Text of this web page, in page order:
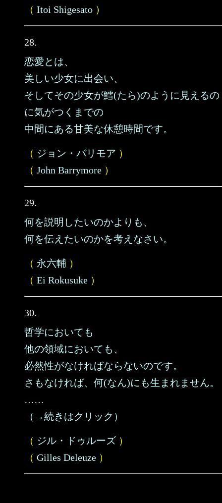
（ Itoi Shigesato ）
28.
恋愛とは、
美しい少女に出会い、
そしてその少女が鱈(たら)のように見えるの
に気がつくまでの
中間にある甘美な休憩時間です。
（ ジョン・バリモア ）
（ John Barrymore ）
29.
何を説明したいのかよりも、
何を伝えたいのかを考えなさい。
（ 永六輔 ）
（ Ei Rokusuke ）
30.
哲学においても
他の領域においても、
必然性がなければならないのです。
さもなければ、何(なん)にも生まれません。
……
（→続きはクリック）
（ ジル・ドゥルーズ ）
（ Gilles Deleuze ）